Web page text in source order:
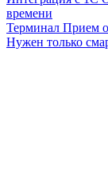
времени
Терминал Прием
Нужен только